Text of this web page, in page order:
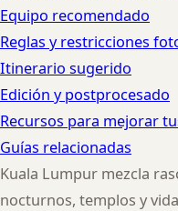
Equipo recomendado
Reglas y restricciones
Itinerario sugerido
Edición y postprocesado
Recursos para mejorar
Guías relacionadas
Kuala Lumpur mezcla
nocturnos, templos y